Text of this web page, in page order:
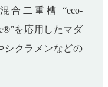
合二重槽
“eco-
”を応用したマダ
シクラメンなどの